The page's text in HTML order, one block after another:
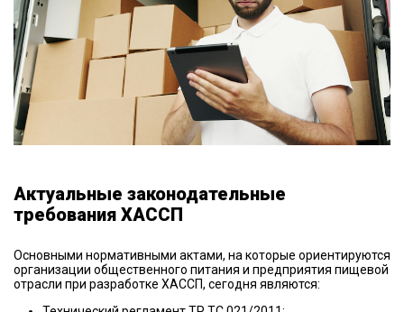
Актуальные законодательные
требования ХАССП
Основными нормативными актами, на которые ориентируются
организации общественного питания и предприятия пищевой
отрасли при разработке ХАССП, сегодня являются: